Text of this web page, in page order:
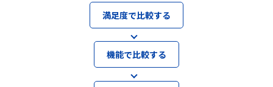
満足度で比較する
機能で比較する